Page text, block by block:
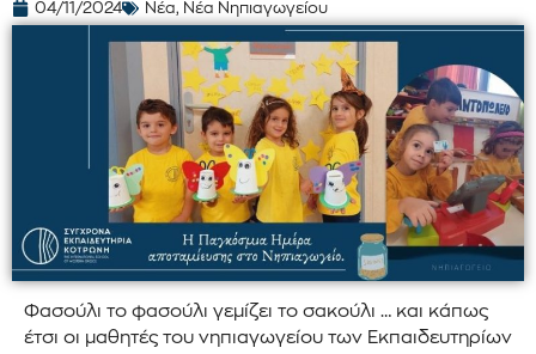
04/11/2024 Νέα, Νέα Νηπιαγωγείου
Φασούλι το φασούλι γεμίζει το σακούλι … και κάπως
έτσι οι μαθητές του νηπιαγωγείου των Εκπαιδευτηρίων